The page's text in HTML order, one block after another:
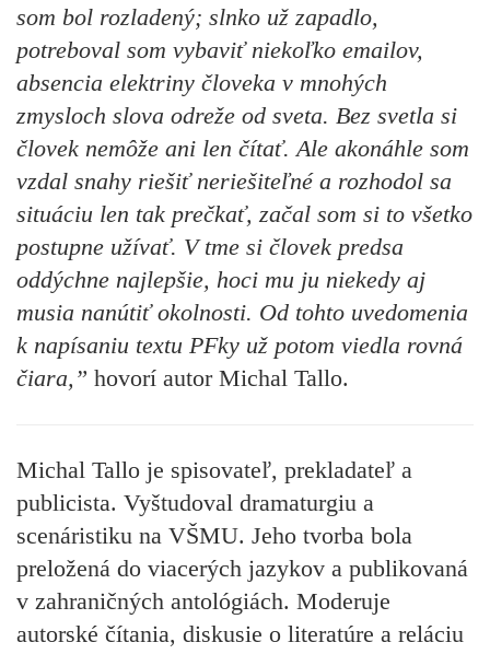
som bol rozladený; slnko už zapadlo,
potreboval som vybaviť niekoľko emailov,
absencia elektriny človeka v mnohých
zmysloch slova odreže od sveta. Bez svetla si
človek nemôže ani len čítať. Ale akonáhle som
vzdal snahy riešiť neriešiteľné a rozhodol sa
situáciu len tak prečkať, začal som si to všetko
postupne užívať. V tme si človek predsa
oddýchne najlepšie, hoci mu ju niekedy aj
musia nanútiť okolnosti. Od tohto uvedomenia
k napísaniu textu PFky už potom viedla rovná
čiara,” hovorí autor Michal Tallo.
Michal Tallo je spisovateľ, prekladateľ a
publicista. Vyštudoval dramaturgiu a
scenáristiku na VŠMU. Jeho tvorba bola
preložená do viacerých jazykov a publikovaná
v zahraničných antológiách. Moderuje
autorské čítania, diskusie o literatúre a reláciu